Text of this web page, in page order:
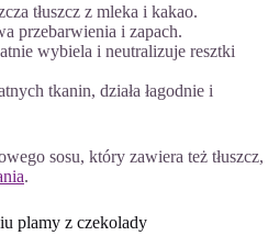
tłuszcz z mleka i kakao.
przebarwienia i zapach.
wybiela i neutralizuje resztki
tkanin, działa łagodnie i
sosu, który zawiera też tłuszcz,
.
plamy z czekolady